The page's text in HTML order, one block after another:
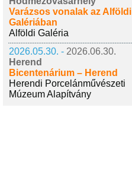
Varázsos vonalak az Alföldi
Galériában
Alföldi Galéria
2026.05.30. - 2026.06.30.
Herend
Bicentenárium – Herend
Herendi Porcelánművészeti
Múzeum Alapítvány